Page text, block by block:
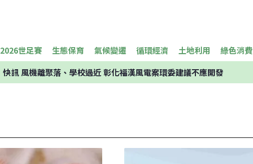
2026世足賽 生態保育 氣候變遷 循環經濟 土地利用 綠色消費
快訊風機離聚落、學校過近 彰化福漢風電案環委建議不應開發